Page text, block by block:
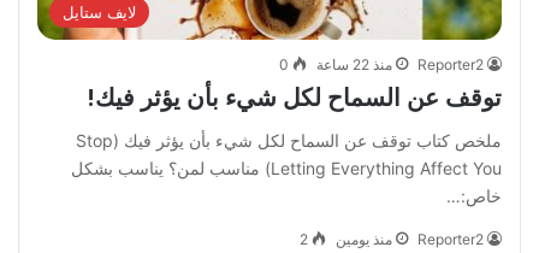
لايف ستايل
Reporter2 منذ 22 ساعة 0
توقف عن السماح لكل شيء بأن يؤثر فيك!
‏ملخص كتاب توقف عن السماح لكل شيء بأن يؤثر فيك ‏(Stop
Letting Everything Affect You) ‏مناسب لمن؟ ‏يناسب بشكل
خاص:…
Reporter2 منذ يومين 2